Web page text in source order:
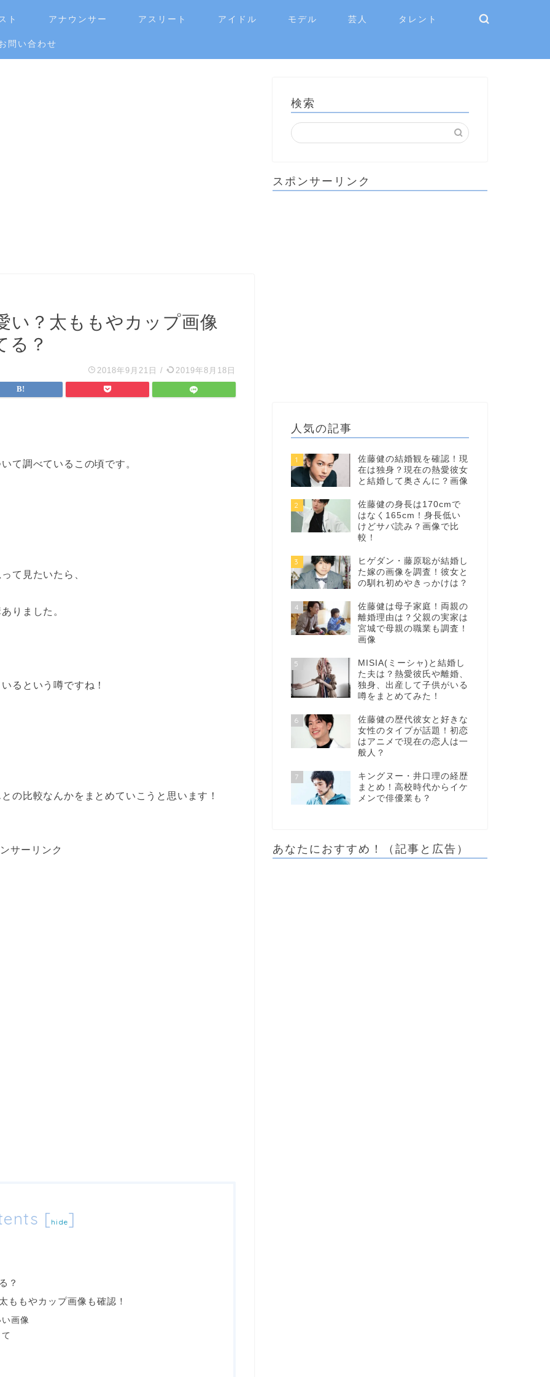
ト アナウンサー アスリート アイドル モデル 芸人 タレント
問い合わせ
い？太ももやカップ画像
る？
2018年9月21日 / 2019年8月18日
て調べているこの頃です。
て見たいたら、
りました。
るという噂ですね！
の比較なんかをまとめていこうと思います！
サーリンク
[hide]
？
ももやカップ画像も確認！
画像
検索
スポンサーリンク
人気の記事
1
佐藤健の結婚観を確認！現
在は独身？現在の熱愛彼女
と結婚して奥さんに？画像
2
佐藤健の身長は170cmで
はなく165cm！身長低い
けどサバ読み？画像で比
較！
3
ヒゲダン・藤原聡が結婚し
た嫁の画像を調査！彼女と
の馴れ初めやきっかけは？
4
佐藤健は母子家庭！両親の
離婚理由は？父親の実家は
宮城で母親の職業も調査！
画像
5
MISIA(ミーシャ)と結婚し
た夫は？熱愛彼氏や離婚、
独身、出産して子供がいる
噂をまとめてみた！
6
佐藤健の歴代彼女と好きな
女性のタイプが話題！初恋
はアニメで現在の恋人は一
般人？
7
キングヌー・井口理の経歴
まとめ！高校時代からイケ
メンで俳優業も？
あなたにおすすめ！（記事と広告）